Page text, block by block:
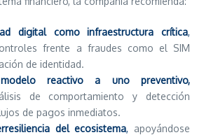
digital como infraestructura crítica,
frente a fraudes como el SIM
de identidad.
reactivo a uno preventivo,
de comportamiento y detección
de pagos inmediatos.
del ecosistema, apoyándose